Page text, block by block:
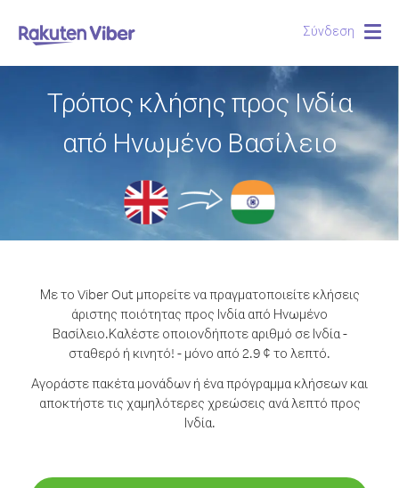
Σύνδεση
Τρόπος κλήσης προς Ινδία
από Ηνωμένο Βασίλειο
Με το Viber Out μπορείτε να πραγματοποιείτε κλήσεις
άριστης ποιότητας προς Ινδία από Ηνωμένο
Βασίλειο.Καλέστε οποιονδήποτε αριθμό σε Ινδία -
σταθερό ή κινητό! - μόνο από 2.9 ¢ το λεπτό.
Αγοράστε πακέτα μονάδων ή ένα πρόγραμμα κλήσεων και
αποκτήστε τις χαμηλότερες χρεώσεις ανά λεπτό προς
Ινδία.